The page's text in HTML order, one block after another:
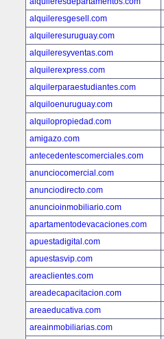
alquileresgesell.com
alquileresuruguay.com
alquileresyventas.com
alquilerexpress.com
alquilerparaestudiantes.com
alquiloenuruguay.com
alquilopropiedad.com
amigazo.com
antecedentescomerciales.com
anunciocomercial.com
anunciodirecto.com
anuncioinmobiliario.com
apartamentodevacaciones.com
apuestadigital.com
apuestasvip.com
areaclientes.com
areadecapacitacion.com
areaeducativa.com
areainmobiliarias.com